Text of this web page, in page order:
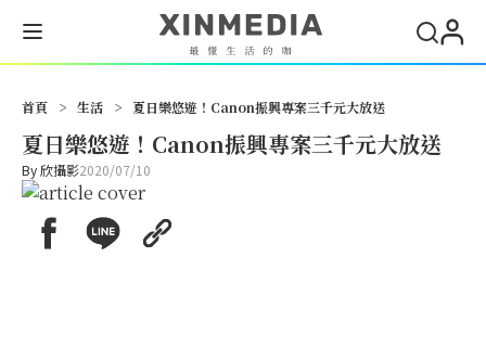
首頁 > 生活 > 夏日樂悠遊！Canon振興專案三千元大放送
夏日樂悠遊！Canon振興專案三千元大放送
By欣攝影2020/07/10